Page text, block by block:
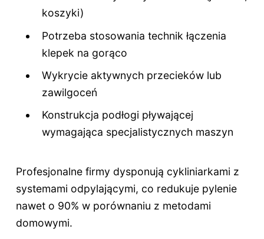
koszyki)
Potrzeba stosowania technik łączenia
klepek na gorąco
Wykrycie aktywnych przecieków lub
zawilgoceń
Konstrukcja podłogi pływającej
wymagająca specjalistycznych maszyn
Profesjonalne firmy dysponują cykliniarkami z
systemami odpylającymi, co redukuje pylenie
nawet o 90% w porównaniu z metodami
domowymi.